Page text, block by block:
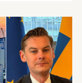
– och
än nya,